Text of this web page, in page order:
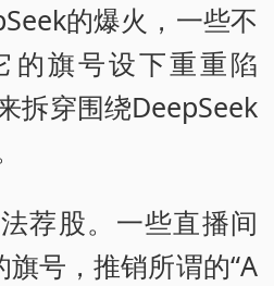
的爆火，一些不
的旗号设下重重陷
拆穿围绕DeepSeek
荐股。一些直播间
号，推销所谓的“A